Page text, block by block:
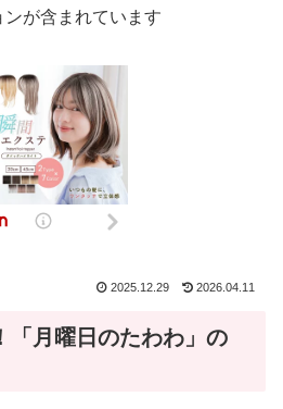
が含まれています
2025.12.29 2026.04.11
「月曜日のたわわ」の